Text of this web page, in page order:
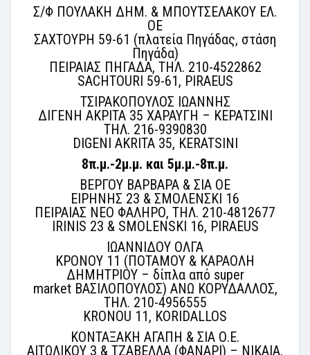
Σ/Φ ΠΟΥΛΑΚΗ ΔΗΜ. & ΜΠΟΥΤΣΕΛΑΚΟΥ ΕΛ.
ΟΕ
ΣΑΧΤΟΥΡΗ 59-61 (πλατεία Πηγάδας, στάση
Πηγάδα)
ΠΕΙΡΑΙΑΣ ΠΗΓΑΔΑ, ΤΗΛ. 210-4522862
SACHTOURI 59-61, PIRAEUS
ΤΣΙΡΑΚΟΠΟΥΛΟΣ ΙΩΑΝΝΗΣ
ΔΙΓΕΝΗ ΑΚΡΙΤΑ 35 ΧΑΡΑΥΓΗ – ΚΕΡΑΤΣΙΝΙ
ΤΗΛ. 216-9390830
DIGENI AKRITA 35, KERATSINI
8π.μ.-2μ.μ. και 5μ.μ.-8π.μ.
ΒΕΡΓΟΥ ΒΑΡΒΑΡΑ & ΣΙΑ ΟΕ
ΕΙΡΗΝΗΣ 23 & ΣΜΟΛΕΝΣΚΙ 16
ΠΕΙΡΑΙΑΣ ΝΕΟ ΦΑΛΗΡΟ, ΤΗΛ. 210-4812677
IRINIS 23 & SMOLENSKI 16, PIRAEUS
ΙΩΑΝΝΙΔΟΥ ΟΛΓΑ
ΚΡΟΝΟΥ 11 (ΠΟΤΑΜΟΥ & ΚΑΡΑΟΛΗ
ΔΗΜΗΤΡΙΟΥ – δίπλα από super
market ΒΑΣΙΛΟΠΟΥΛΟΣ) ΑΝΩ ΚΟΡΥΔΑΛΛΟΣ,
ΤΗΛ. 210-4956555
KRONOU 11, KORIDALLOS
ΚΟΝΤΑΞΑΚΗ ΑΓΑΠΗ & ΣΙΑ Ο.Ε.
ΑΙΤΩΛΙΚΟΥ 3 & ΤΖΑΒΕΛΛΑ (ΦΑΝΑΡΙ) – ΝΙΚΑΙΑ,